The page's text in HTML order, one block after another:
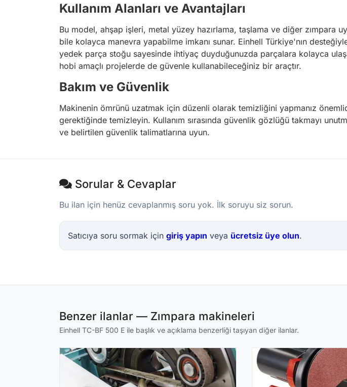
Kullanım Alanları ve Avantajları
Bu model, ahşap işleri, metal yüzey hazırlama, taşlama ve diğer zımpara
bile kolayca manevra yapabilme imkanı sunar. Einhell Türkiye'nın
yedek parça stoğu sayesinde ihtiyaç duyduğunuzda parçalara kolayca
hobi amaçlı projelerde de güvenle kullanabileceğiniz bir araçtır.
Bakım ve Güvenlik
Makinenin ömrünü uzatmak için düzenli olarak temizliğini yapmanız
gerektiğinde temizleyin. Kullanım sırasında güvenlik gözlüğü takmayı
ve belirtilen güvenlik talimatlarına uyun.
Sorular & Cevaplar
Bu ilan için henüz cevaplanmış soru yok. İlk soruyu siz sorun.
Satıcıya soru sormak için giriş yapın veya ücretsiz üye olun.
Benzer ilanlar — Zımpara makineleri
Einhell TC-BF 500 E ile başlık ve açıklama benzerliği taşıyan diğer ilanlar.